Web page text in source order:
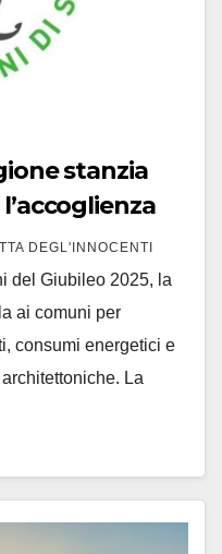
stanzia
DEGL'INNOCENTI
del Giubileo 2025, la
ai comuni per
consumi energetici e
La